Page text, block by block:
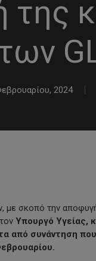
2024
με σκοπό την
Υπουργό Υγείας,
από συνάντηση που